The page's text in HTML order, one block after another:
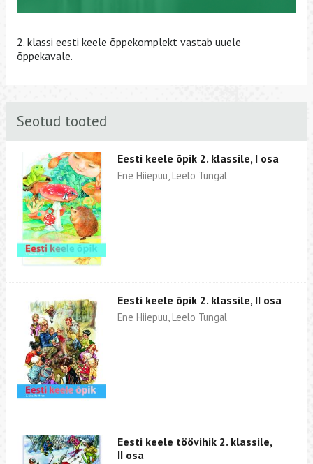
2. klassi eesti keele õppekomplekt vastab uuele
õppekavale.
Seotud tooted
Eesti keele õpik 2. klassile, I osa
Ene Hiiepuu, Leelo Tungal
Eesti keele õpik 2. klassile, II osa
Ene Hiiepuu, Leelo Tungal
Eesti keele töövihik 2. klassile,
II osa